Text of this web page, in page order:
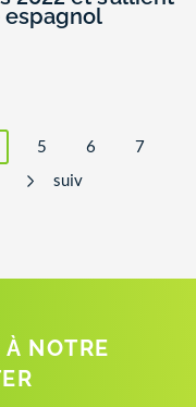
espagnol
5 6
7
suiv
NOTRE